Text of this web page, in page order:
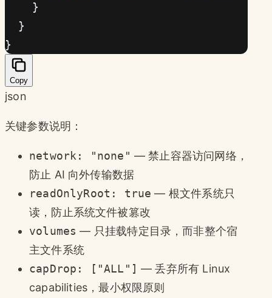
    }
  }
}
Copy
json
关键参数说明：
network: "none" — 禁止容器访问网络，
防止 AI 向外传输数据
readOnlyRoot: true — 根文件系统只
读，防止系统文件被篡改
volumes — 只挂载特定目录，而非整个宿
主文件系统
capDrop: ["ALL"] — 丢弃所有 Linux
capabilities，最小权限原则